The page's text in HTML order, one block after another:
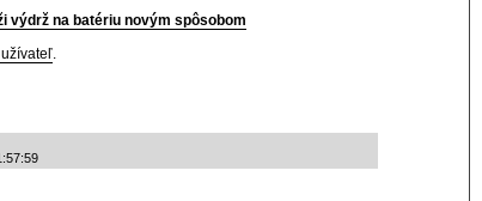
výdrž na batériu novým spôsobom
.